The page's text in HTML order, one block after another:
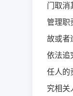
门取消
管理职
故或者
依法追
任人的
究相关